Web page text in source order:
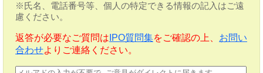
※氏名、電話番号等、個人の特定できる情報の記入はご遠
慮ください。
返答が必要なご質問は IPO質問集をご確認の上、 お問い
合わせよりご連絡ください。